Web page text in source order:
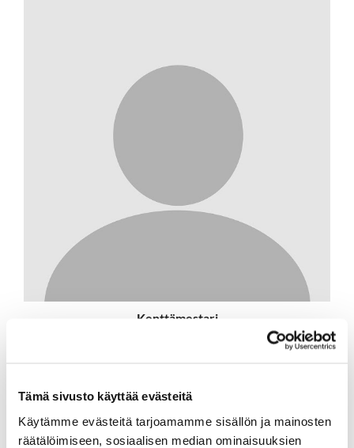
Tämä sivusto käyttää evästeitä
Käytämme evästeitä tarjoamamme sisällön ja mainosten
räätälöimiseen, sosiaalisen median ominaisuuksien
Kenttämestari
Ryhmävaraukset sekä osake ja pelioikeusasiat